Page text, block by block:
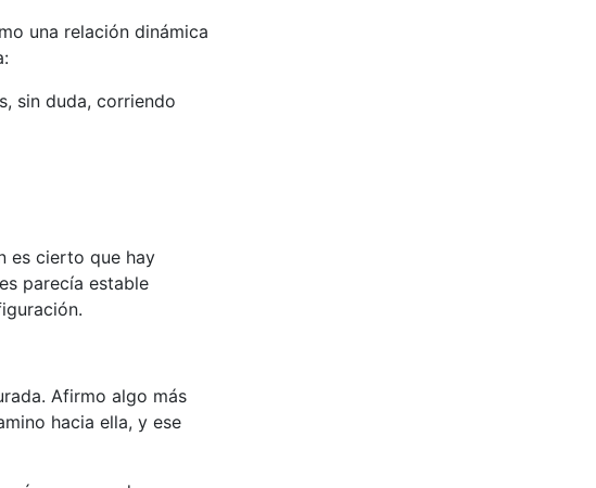
una relación dinámica
sin duda, corriendo
es cierto que hay
parecía estable
Afirmo algo más
hacia ella, y ese